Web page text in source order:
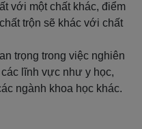
với một chất khác, điểm
trộn sẽ khác với chất
trọng trong việc nghiên
lĩnh vực như y học,
ngành khoa học khác.